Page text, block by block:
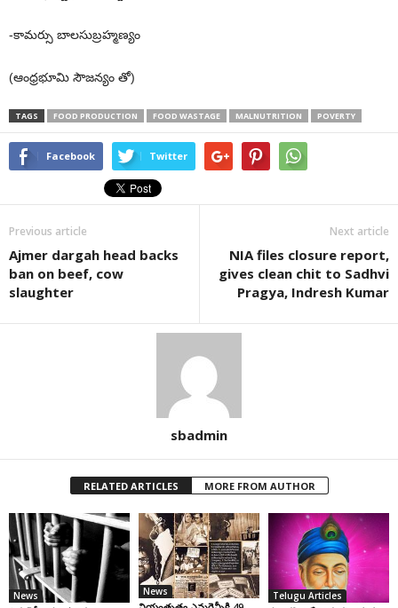
-కామర్సు బాలసుబ్రహ్మణ్యం
(ఆంధ్రభూమి సౌజన్యం తో)
TAGS FOOD PRODUCTION FOOD WASTAGE MALNUTRITION POVERTY
Facebook Twitter
Previous article
Ajmer dargah head backs
ban on beef, cow
slaughter
Next article
NIA files closure report,
gives clean chit to Sadhvi
Pragya, Indresh Kumar
sbadmin
RELATED ARTICLES MORE FROM AUTHOR
News News Telugu Articles